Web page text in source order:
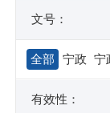
文号：
全部 宁政 宁
有效性：